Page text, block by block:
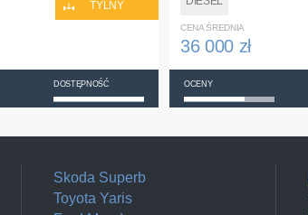
TYLNY
DOSTĘPNOŚĆ
CENA ŚREDNIA
36 000 zł
OCENY
Skoda Superb
Toyota Yaris